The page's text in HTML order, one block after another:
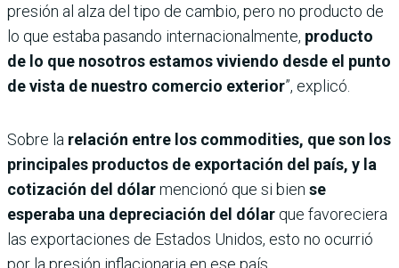
presión al alza del tipo de cambio, pero no producto de
lo que estaba pasando internacionalmente, producto
de lo que nosotros estamos viviendo desde el punto
de vista de nuestro comercio exterior”, explicó.
Sobre la relación entre los commodities, que son los
principales productos de exportación del país, y la
cotización del dólarmencionó que si bien se
esperaba una depreciación del dólar que favoreciera
las exportaciones de Estados Unidos, esto no ocurrió
por la presión inflacionaria en ese país.